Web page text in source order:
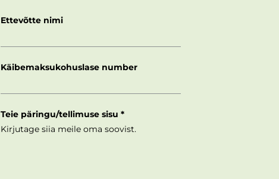
Ettevõtte nimi
Käibemaksukohuslase number
Teie päringu/tellimuse sisu